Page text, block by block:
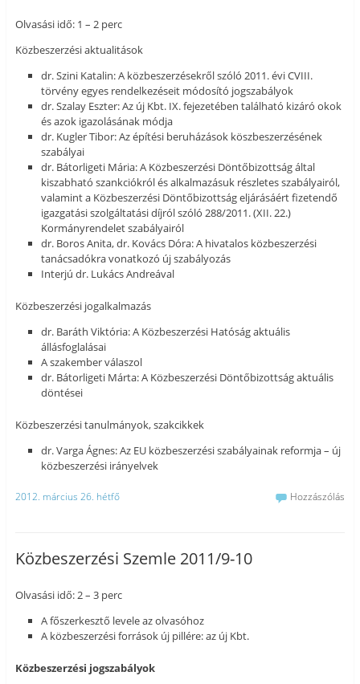
Olvasási idő: 1 – 2 perc
Közbeszerzési aktualitások
dr. Szini Katalin: A közbeszerzésekről szóló 2011. évi CVIII.
törvény egyes rendelkezéseit módosító jogszabályok
dr. Szalay Eszter: Az új Kbt. IX. fejezetében található kizáró okok
és azok igazolásának módja
dr. Kugler Tibor: Az építési beruházások köszbeszerzésének
szabályai
dr. Bátorligeti Mária: A Közbeszerzési Döntőbizottság által
kiszabható szankciókról és alkalmazásuk részletes szabályairól,
valamint a Közbeszerzési Döntőbizottság eljárásáért fizetendő
igazgatási szolgáltatási díjról szóló 288/2011. (XII. 22.)
Kormányrendelet szabályairól
dr. Boros Anita, dr. Kovács Dóra: A hivatalos közbeszerzési
tanácsadókra vonatkozó új szabályozás
Interjú dr. Lukács Andreával
Közbeszerzési jogalkalmazás
dr. Baráth Viktória: A Közbeszerzési Hatóság aktuális
állásfoglalásai
A szakember válaszol
dr. Bátorligeti Márta: A Közbeszerzési Döntőbizottság aktuális
döntései
Közbeszerzési tanulmányok, szakcikkek
dr. Varga Ágnes: Az EU közbeszerzési szabályainak reformja – új
közbeszerzési irányelvek
2012. március 26. hétfő Hozzászólás
Közbeszerzési Szemle 2011/9-10
Olvasási idő: 2 – 3 perc
A főszerkesztő levele az olvasóhoz
A közbeszerzési források új pillére: az új Kbt.
Közbeszerzési jogszabályok